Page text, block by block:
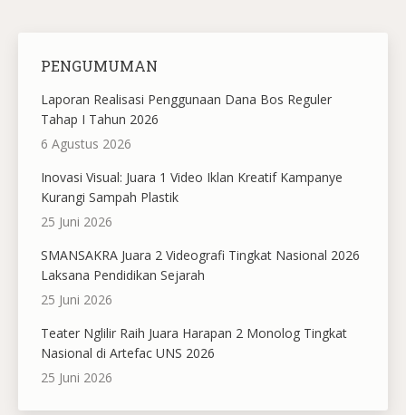
PENGUMUMAN
Laporan Realisasi Penggunaan Dana Bos Reguler
Tahap I Tahun 2026
6 Agustus 2026
Inovasi Visual: Juara 1 Video Iklan Kreatif Kampanye
Kurangi Sampah Plastik
25 Juni 2026
SMANSAKRA Juara 2 Videografi Tingkat Nasional 2026
Laksana Pendidikan Sejarah
25 Juni 2026
Teater Nglilir Raih Juara Harapan 2 Monolog Tingkat
Nasional di Artefac UNS 2026
25 Juni 2026